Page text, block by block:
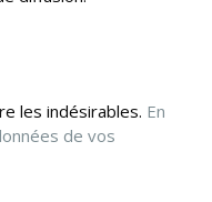
les indésirables. En
de vos